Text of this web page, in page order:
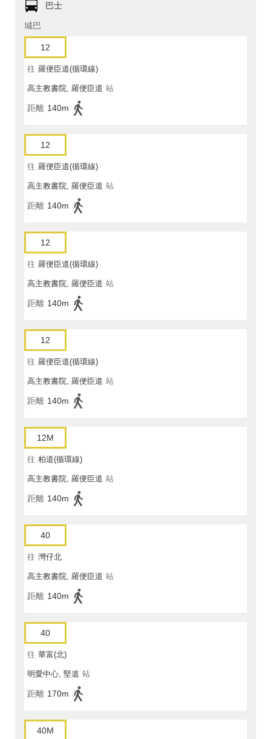
巴士
城巴
12
往 羅便臣道(循環線)
高主教書院, 羅便臣道 站
距離 140m
12
往 羅便臣道(循環線)
高主教書院, 羅便臣道 站
距離 140m
12
往 羅便臣道(循環線)
高主教書院, 羅便臣道 站
距離 140m
12
往 羅便臣道(循環線)
高主教書院, 羅便臣道 站
距離 140m
12M
往 柏道(循環線)
高主教書院, 羅便臣道 站
距離 140m
40
往 灣仔北
高主教書院, 羅便臣道 站
距離 140m
40
往 華富(北)
明愛中心, 堅道 站
距離 170m
40M